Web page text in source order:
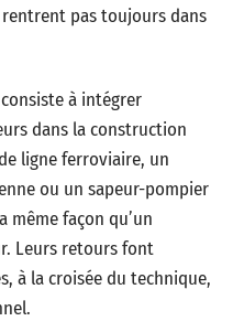
pas toujours dans
à intégrer
dans la construction
ligne ferroviaire, un
ou un sapeur-pompier
même façon qu’un
Leurs retours font
à la croisée du technique,